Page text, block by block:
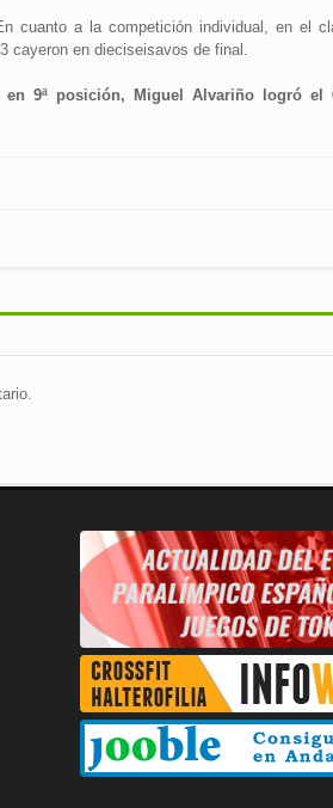
cuanto a la competición individual, en el
cayeron en dieciseisavos de final.
en 9ª posición, Miguel Alvariño logró el